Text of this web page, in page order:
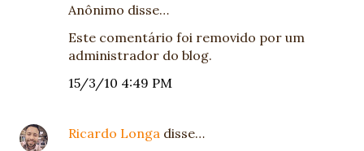
Anônimo disse…
Este comentário foi removido por um
administrador do blog.
15/3/10 4:49 PM
Ricardo Longa disse…